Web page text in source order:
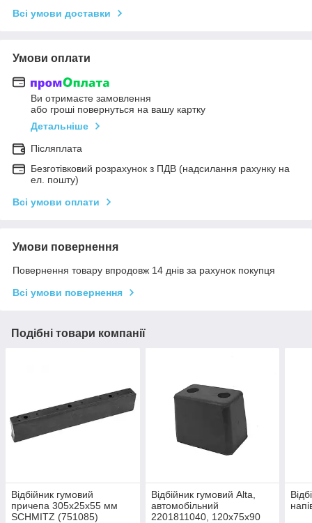
Всі умови доставки
Умови оплати
Ви отримаєте замовлення
або гроші повернуться на вашу картку
Детальніше
Післяплата
Безготівковий розрахунок з ПДВ (надсилання рахунку на
ел. пошту)
Всі умови оплати
Умови повернення
Повернення товару впродовж 14 днів за рахунок покупця
Всі умови повернення
Подібні товари компанії
Відбійник гумовий
причепа 305х25х55 мм
SCHMITZ (751085)
Відбійник гумовий Alta,
автомобільний
2201811040, 120х75х90